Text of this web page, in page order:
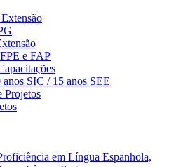
FPE e FAP
anos SIC / 15 anos SEE
Projetos
em Língua Espanhola,